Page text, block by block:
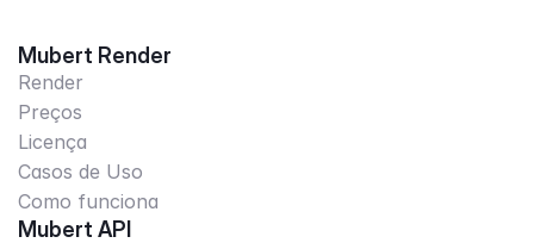
Mubert Render
Render
Preços
Licença
Casos de Uso
Como funciona
Mubert API